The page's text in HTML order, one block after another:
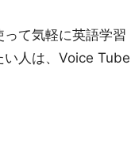
て気軽に英語学習
い人は、Voice Tube